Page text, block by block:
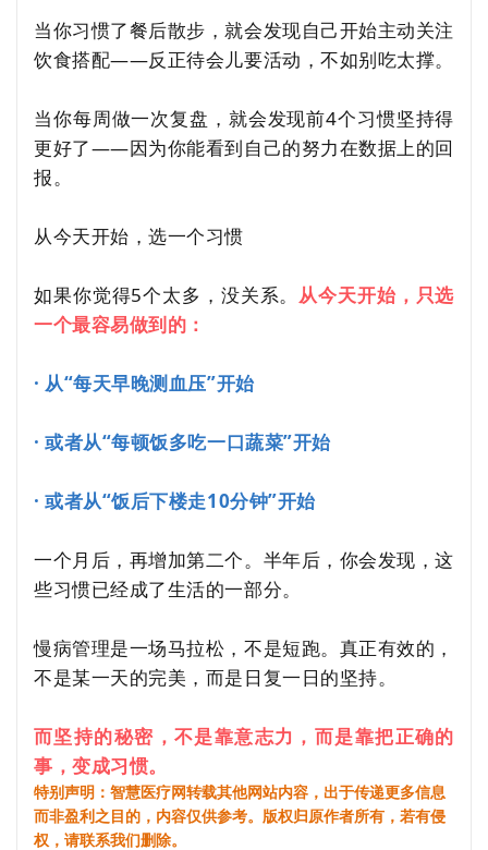
当你习惯了餐后散步，就会发现自己开始主动关注
饮食搭配——反正待会儿要活动，不如别吃太撑。
当你每周做一次复盘，就会发现前4个习惯坚持得
更好了——因为你能看到自己的努力在数据上的回
报。
从今天开始，选一个习惯
如果你觉得5个太多，没关系。 从今天开始，只选
一个最容易做到的：
· 从“每天早晚测血压”开始
· 或者从“每顿饭多吃一口蔬菜”开始
· 或者从“饭后下楼走10分钟”开始
一个月后，再增加第二个。半年后，你会发现，这
些习惯已经成了生活的一部分。
慢病管理是一场马拉松，不是短跑。真正有效的，
不是某一天的完美，而是日复一日的坚持。
而坚持的秘密，不是靠意志力，而是靠把正确的
事，变成习惯。
特别声明：智慧医疗网转载其他网站内容，出于传递更多信息
而非盈利之目的，内容仅供参考。版权归原作者所有，若有侵
权，请联系我们删除。